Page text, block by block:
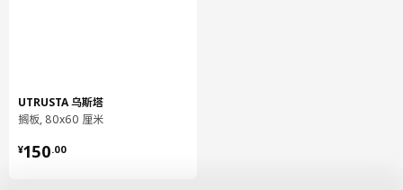
UTRUSTA 乌斯塔
搁板, 80x60 厘米
¥150.00
¥ 150.00